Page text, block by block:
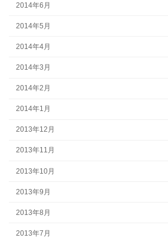
2014年6月
2014年5月
2014年4月
2014年3月
2014年2月
2014年1月
2013年12月
2013年11月
2013年10月
2013年9月
2013年8月
2013年7月